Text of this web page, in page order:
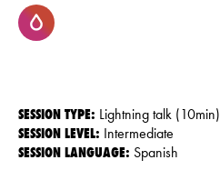
SESSION TYPE: Lightning talk (10min)
SESSION LEVEL: Intermediate
SESSION LANGUAGE: Spanish